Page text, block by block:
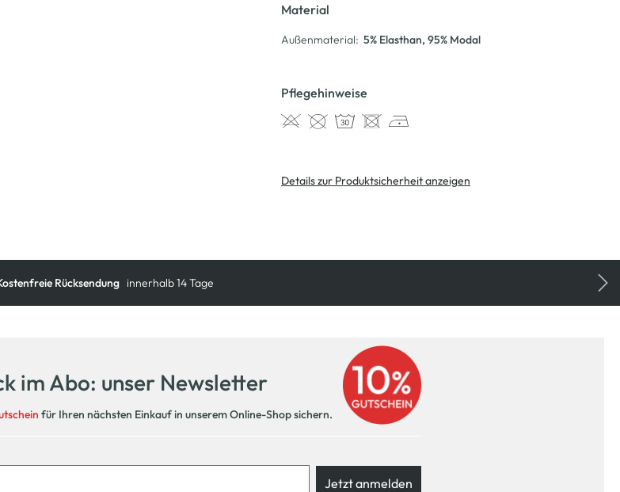
Material
Außenmaterial: 5% Elasthan, 95% Modal
Pflegehinweise
Details zur Produktsicherheit anzeigen
Rücksendung innerhalb 14 Tage
im Abo: unser Newsletter
für Ihren nächsten Einkauf in unserem Online-Shop sichern.
Jetzt anmelden